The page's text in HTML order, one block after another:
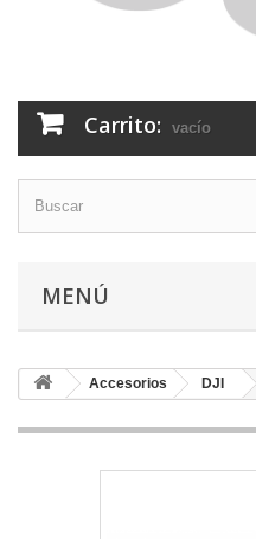
Carrito: vacío
MENÚ
Accesorios DJI